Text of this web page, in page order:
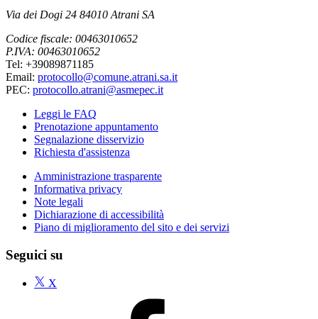
Via dei Dogi 24 84010 Atrani SA
Codice fiscale: 00463010652
P.IVA: 00463010652
Tel: +39089871185
Email: protocollo@comune.atrani.sa.it
PEC: protocollo.atrani@asmepec.it
Leggi le FAQ
Prenotazione appuntamento
Segnalazione disservizio
Richiesta d'assistenza
Amministrazione trasparente
Informativa privacy
Note legali
Dichiarazione di accessibilità
Piano di miglioramento del sito e dei servizi
Seguici su
X